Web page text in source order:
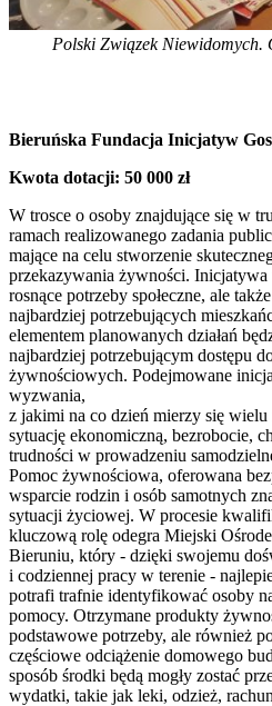
Polski Związek Niewidomych.
Bieruńska Fundacja Inicjatyw
Kwota dotacji: 50 000 zł
W trosce o osoby znajdujące się w
ramach realizowanego zadania
mające na celu stworzenie
przekazywania żywności.
rosnące potrzeby społeczne, ale
najbardziej potrzebujących
elementem planowanych działań
najbardziej potrzebującym dostępu
żywnościowych. Podejmowane
wyzwania,
z jakimi na co dzień mierzy się
sytuację ekonomiczną, bezrobocie,
trudności w prowadzeniu
Pomoc żywnościowa, oferowana
wsparcie rodzin i osób samotnych
sytuacji życiowej. W procesie
kluczową rolę odegra Miejski
Bieruniu, który - dzięki swojemu
i codziennej pracy w terenie -
potrafi trafnie identyfikować osoby
pomocy. Otrzymane produkty
podstawowe potrzeby, ale również
częściowe odciążenie domowego
sposób środki będą mogły zostać
wydatki, takie jak leki, odzież,